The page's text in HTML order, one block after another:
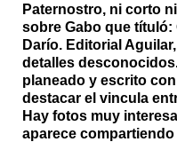
Paternostro, ni corto
sobre Gabo que títuló:
Darío. Editorial
detalles
planeado y escrito
destacar el vincula
Hay fotos muy
aparece